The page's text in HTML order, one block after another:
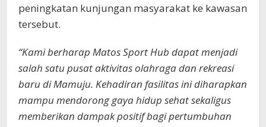
peningkatan kunjungan masyarakat ke kawasan
tersebut.
“Kami berharap Matos Sport Hub dapat menjadi
salah satu pusat aktivitas olahraga dan rekreasi
baru di Mamuju. Kehadiran fasilitas ini diharapkan
mampu mendorong gaya hidup sehat sekaligus
memberikan dampak positif bagi pertumbuhan